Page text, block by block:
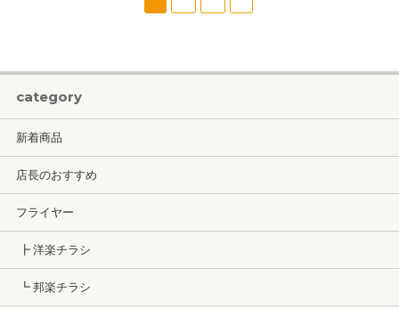
category
新着商品
店長のおすすめ
フライヤー
┣ 洋楽チラシ
┗ 邦楽チラシ